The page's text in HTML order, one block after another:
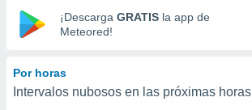
y
digital
basada
¡Descarga GRATIS la app de
Meteored!
Por horas
Intervalos nubosos en las próximas horas